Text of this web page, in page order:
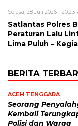
Selasa, 28 Juli 2026 - 20:23
Satlantas Polres
Peraturan Lalu
Lima Puluh –
BERITA
ACEH TENGGARA
Seorang
Kembali
Polisi dan Warga